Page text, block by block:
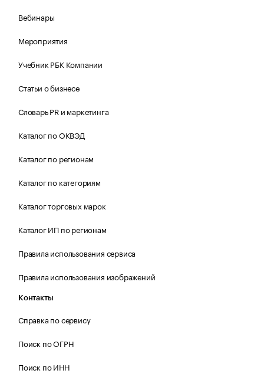
Вебинары
Мероприятия
Учебник РБК Компании
Статьи о бизнесе
Словарь PR и маркетинга
Каталог по ОКВЭД
Каталог по регионам
Каталог по категориям
Каталог торговых марок
Каталог ИП по регионам
Правила использования сервиса
Правила использования изображений
Контакты
Справка по сервису
Поиск по ОГРН
Поиск по ИНН